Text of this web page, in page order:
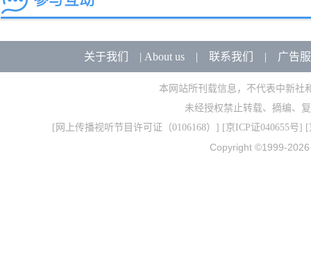
关于我们 | About us| 联系我们 | 广告
本网站所刊载信息，不代表中新社
未经授权禁止转载、摘编、
[ 网上传播视听节目许可证（0106168） ] [京ICP证040655号] [
Copyright ©1999-